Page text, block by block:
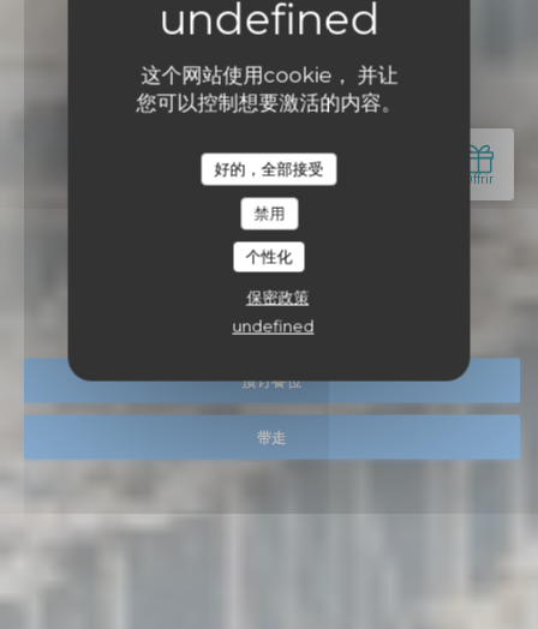
这个网站使用cookie， 并让
您可以控制想要激活的内容。
好的，全部接受
禁用
个性化
保密政策
undefined
K5 BAR BRASSERIE
|LORIENT
预订餐位
带走